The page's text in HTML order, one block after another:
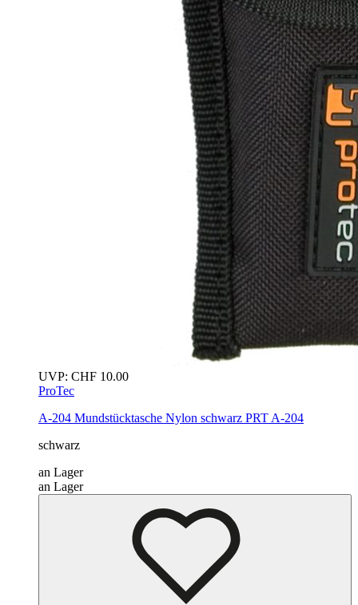
UVP: CHF 10.00
ProTec
A-204 Mundstücktasche Nylon schwarz PRT A-204
schwarz
an Lager
an Lager